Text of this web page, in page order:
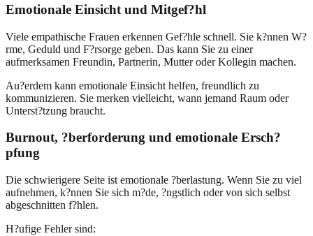
Emotionale Einsicht und Mitgef?hl
Viele empathische Frauen erkennen Gef?hle schnell. Sie k?nnen W?
rme, Geduld und F?rsorge geben. Das kann Sie zu einer
aufmerksamen Freundin, Partnerin, Mutter oder Kollegin machen.
Au?erdem kann emotionale Einsicht helfen, freundlich zu
kommunizieren. Sie merken vielleicht, wann jemand Raum oder
Unterst?tzung braucht.
Burnout, ?berforderung und emotionale Ersch?
pfung
Die schwierigere Seite ist emotionale ?berlastung. Wenn Sie zu viel
aufnehmen, k?nnen Sie sich m?de, ?ngstlich oder von sich selbst
abgeschnitten f?hlen.
H?ufige Fehler sind: